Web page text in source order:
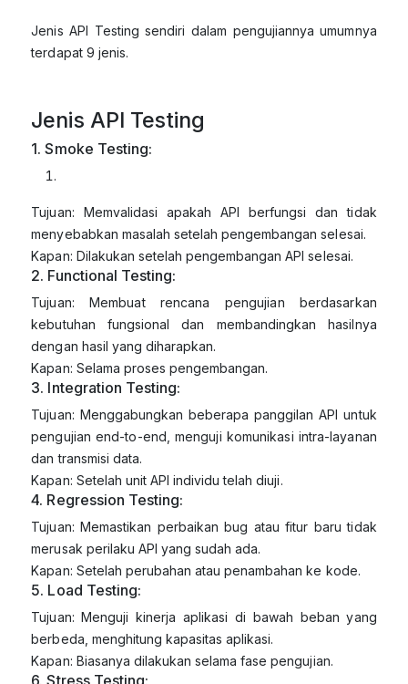
Jenis API Testing sendiri dalam pengujiannya umumnya
terdapat 9 jenis.
Jenis API Testing
1. Smoke Testing:
Tujuan: Memvalidasi apakah API berfungsi dan tidak
menyebabkan masalah setelah pengembangan selesai.
Kapan: Dilakukan setelah pengembangan API selesai.
2. Functional Testing:
Tujuan: Membuat rencana pengujian berdasarkan
kebutuhan fungsional dan membandingkan hasilnya
dengan hasil yang diharapkan.
Kapan: Selama proses pengembangan.
3. Integration Testing:
Tujuan: Menggabungkan beberapa panggilan API untuk
pengujian end-to-end, menguji komunikasi intra-layanan
dan transmisi data.
Kapan: Setelah unit API individu telah diuji.
4. Regression Testing:
Tujuan: Memastikan perbaikan bug atau fitur baru tidak
merusak perilaku API yang sudah ada.
Kapan: Setelah perubahan atau penambahan ke kode.
5. Load Testing:
Tujuan: Menguji kinerja aplikasi di bawah beban yang
berbeda, menghitung kapasitas aplikasi.
Kapan: Biasanya dilakukan selama fase pengujian.